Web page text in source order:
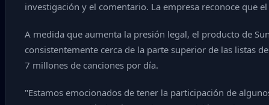
investigación y el comentario. La empresa reconoce que
A medida que aumenta la presión legal, el producto de
consistentemente cerca de la parte superior de las listas
7 millones de canciones por día.
"Estamos emocionados de tener la participación de